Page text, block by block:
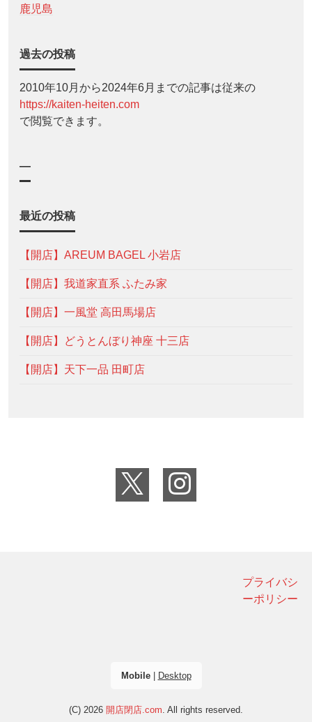
鹿児島
過去の投稿
2010年10月から2024年6月までの記事は従来の
https://kaiten-heiten.com
で閲覧できます。
—
最近の投稿
【開店】AREUM BAGEL 小岩店
【開店】我道家直系 ふたみ家
【開店】一風堂 高田馬場店
【開店】どうとんぼり神座 十三店
【開店】天下一品 田町店
プライバシ
ーポリシー
Mobile| Desktop
(C) 2026 開店閉店.com . All rights reserved.